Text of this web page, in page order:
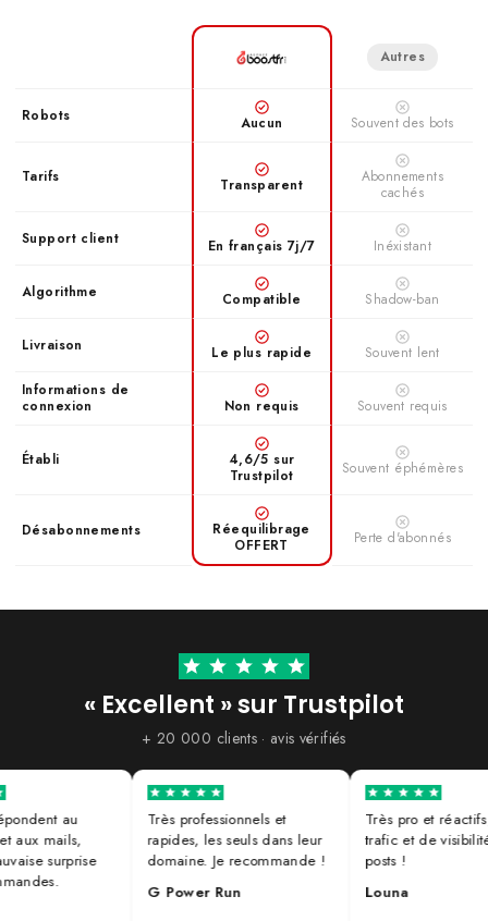
Autres
Robots Aucun Souvent des bots
Tarifs Transparent
Abonnements
cachés
Support client En français 7j/7 Inéxistant
Algorithme Compatible Shadow-ban
Livraison Le plus rapide
Souvent lent
Informations de
connexion
Non requis Souvent requis
Établi
4,6/5 sur
Trustpilot
Souvent éphémères
Désabonnements
Réequilibrage
OFFERT
Perte d'abonnés
« Excellent » sur Trustpilot
+ 20 000 clients · avis vérifiés
au
mails,
surprise
Très professionnels et
rapides, les seuls dans leur
domaine. Je recommande !
G Power Run
Très pro et réactifs,
trafic et de visibilité
posts !
Louna